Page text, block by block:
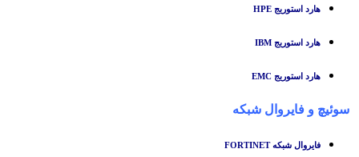
هارد استوریج HPE
هارد استوریج IBM
هارد استوریج EMC
سوئیچ و فایروال شبکه
فایروال شبکه FORTINET